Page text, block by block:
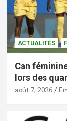
ACTUALITÉS
Can
lors des
août 7, 2026